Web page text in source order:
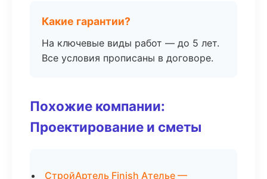
Какие гарантии?
На ключевые виды работ — до 5 лет.
Все условия прописаны в договоре.
Похожие компании:
Проектирование и сметы
СтройАртель Finish Ателье —